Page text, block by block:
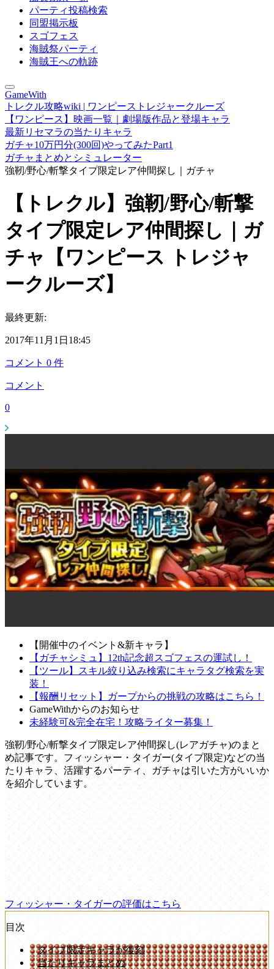
パーティ投稿検索
同盟掲示板
スゴフェス
海賊祭パーティ
海賊王への軌跡
GameWith
トレクル攻略wiki | ワンピーストレジャークルーズ
【ワンピース】映画一覧｜劇場版作品と登場キャラ
最新リセマラの当たりキャラ
ガチャ10万円分(300回)やってみたPart1
ガチャまとめとシミュレーター
強靭/野心/斬撃タイプ限定レア仲間探し｜ガチャ
【トレクル】強靭/野心/斬撃
タイプ限定レア仲間探し｜ガ
チャ【ワンピース トレジャ
ークルーズ】
最終更新:
2017年11月1日18:45
コメント 0 件
コメント
0
【開催中のイベント&新キャラ】
【ガチャシミュ】12th記念超スゴフェスの運試し！
【ツール】スキル絞り込み検索にキャラタグ検索を実
装！
【報酬リセット】ガープからの挑戦の攻略はこちら！
GameWithからのお知らせ
未経験可&完全在宅！攻略ライター募集！
強靭/野心/斬撃タイプ限定レア仲間探し(レアガチャ)のまと
め記事です。フィッシャー・タイガー(タイプ限定)などの当
たりキャラ、活躍するパーティ、ガチャは引いた方がいいか
を紹介しています。
フィッシャー・タイガーの評価はこちら
目次
タイプ限定キャラが復刻
当たりキャラまとめ